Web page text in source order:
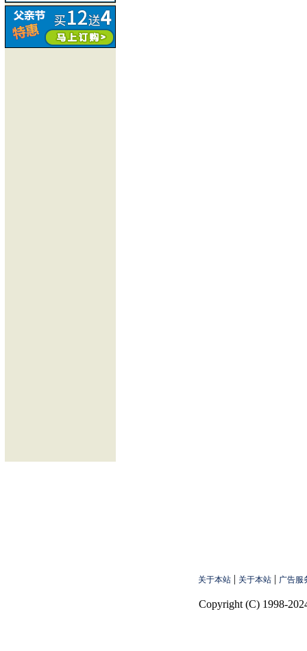
关于本站 | 关于本站 | 广告服
Copyright (C) 1998-